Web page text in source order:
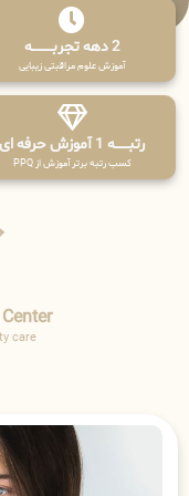
2 دهه تجربـــــــــه
آموزش علوم مراقبتی زیبایی
رتبــــــه 1 آموزش حرفه ای
کسب رتبه برتر آموزش از PPQ
care